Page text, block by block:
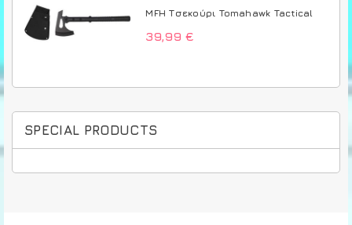
MFH Τσεκούρι Tomahawk Tactical
39,99 €
SPECIAL PRODUCTS